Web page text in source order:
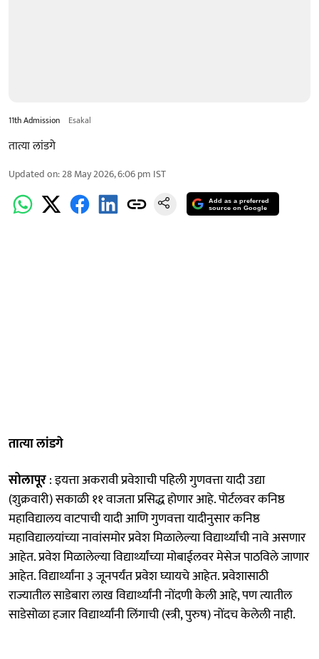
11th Admission Esakal
तात्या लांडगे
Updated on:28 May 2026, 6:06 pm IST
Add as a preferred
source on Google
तात्या लांडगे
सोलापूर: इयत्ता अकरावी प्रवेशाची पहिली गुणवत्ता यादी उद्या
(शुक्रवारी) सकाळी ११ वाजता प्रसिद्ध होणार आहे. पोर्टलवर कनिष्ठ
महाविद्यालय वाटपाची यादी आणि गुणवत्ता यादीनुसार कनिष्ठ
महाविद्यालयांच्या नावांसमोर प्रवेश मिळालेल्या विद्यार्थ्यांची नावे असणार
आहेत. प्रवेश मिळालेल्या विद्यार्थ्यांच्या मोबाईलवर मेसेज पाठविले जाणार
आहेत. विद्यार्थ्यांना ३ जूनपर्यंत प्रवेश घ्यायचे आहेत. प्रवेशासाठी
राज्यातील साडेबारा लाख विद्यार्थ्यांनी नोंदणी केली आहे, पण त्यातील
साडेसोळा हजार विद्यार्थ्यांनी लिंगाची (स्त्री, पुरुष) नोंदच केलेली नाही.